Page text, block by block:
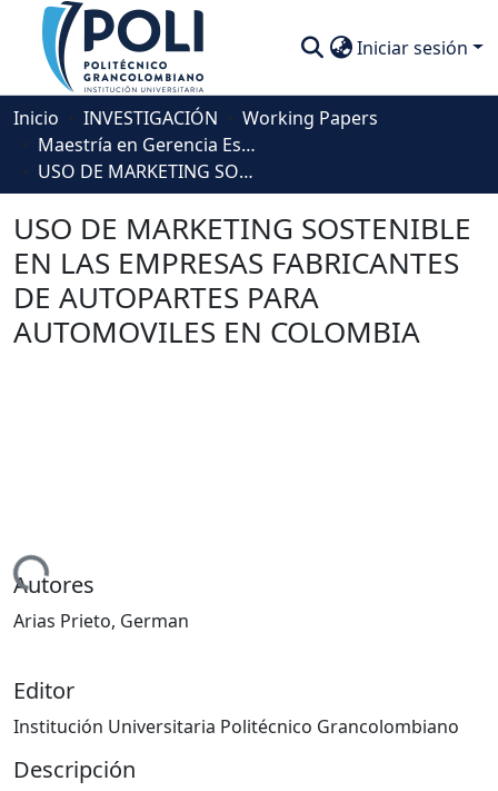
Iniciar sesión
Comunidades
Descubre
Inicio INVESTIGACIÓN
Working Papers
Maestría en Gerencia Estratégica de Mercadeo
USO DE MARKETING SOSTENIBLE EN LAS EMPRESAS FABRICANTES DE AUTOPARTES PARA AUTOMOVILES EN COLOMBIA
USO DE MARKETING SOSTENIBLE
EN LAS EMPRESAS FABRICANTES
DE AUTOPARTES PARA
AUTOMOVILES EN COLOMBIA
Autores
Arias Prieto, German
Editor
Institución Universitaria Politécnico Grancolombiano
Descripción